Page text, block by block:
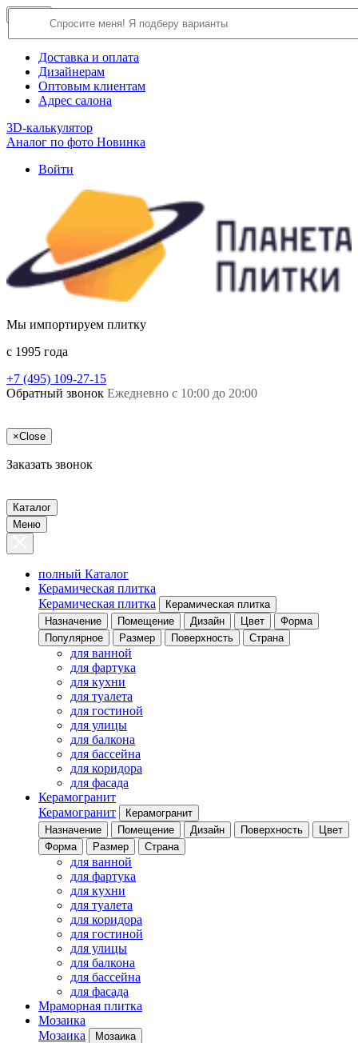
О компании
Доставка и оплата
Дизайнерам
Оптовым клиентам
Адрес салона
3D-калькулятор
Аналог по фото Новинка
Войти
Мы импортируем плитку
c 1995 года
+7 (495) 109-27-15
Обратный звонок Ежедневно с 10:00 до 20:00
×Close
Заказать звонок
Каталог
Меню
полный Каталог
Керамическая плитка
Керамическая плитка
Керамическая плитка
Назначение
Помещение Дизайн Цвет
Форма
Популярное
Размер Поверхность Страна
для ванной
для фартука
для кухни
для туалета
для гостиной
для улицы
для балкона
для бассейна
для коридора
для фасада
Керамогранит
Керамогранит
Керамогранит
Назначение
Помещение Дизайн Поверхность
Цвет
Форма
Размер Страна
для ванной
для фартука
для кухни
для туалета
для коридора
для гостиной
для улицы
для балкона
для бассейна
для фасада
Мраморная плитка
Мозаика
Мозаика
Мозаика